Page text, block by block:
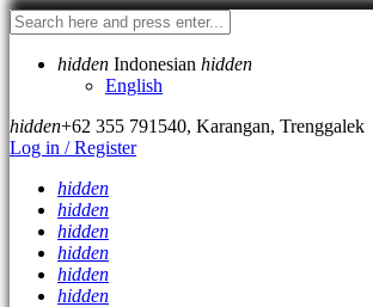
hidden Indonesian hidden
English
hidden+62 355 791540, Karangan, Trenggalek
Log in / Register
hidden
hidden
hidden
hidden
hidden
hidden